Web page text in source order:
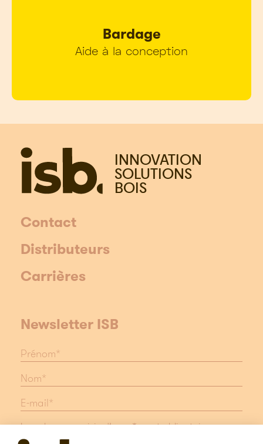
Bardage
Aide à la conception
INNOVATION
SOLUTIONS
BOIS
Contact
Distributeurs
Carrières
Newsletter ISB
Les champs suivis d'une * sont obligatoires